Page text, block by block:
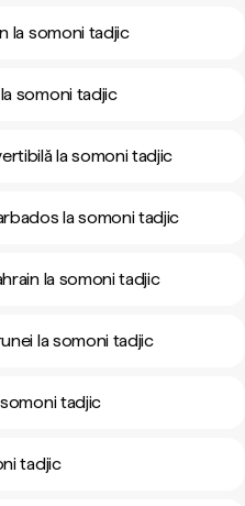
la somoni tadjic
somoni tadjic
la somoni tadjic
la somoni tadjic
la somoni tadjic
la somoni tadjic
tadjic
tadjic